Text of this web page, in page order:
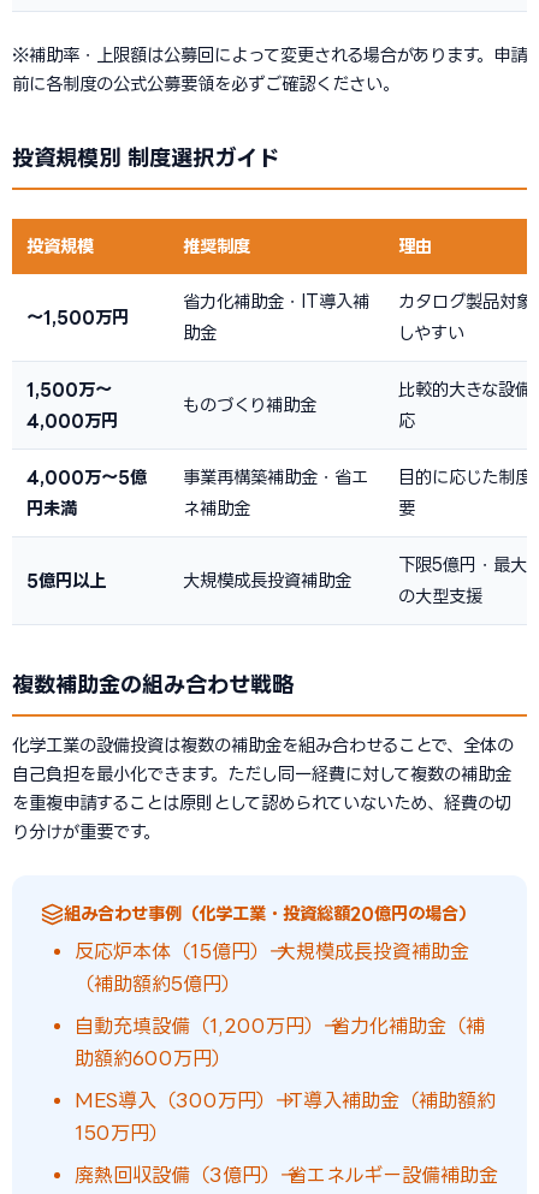
※補助率・上限額は公募回によって変更される場合があります。申請
前に各制度の公式公募要領を必ずご確認ください。
投資規模別 制度選択ガイド
投資規模 推奨制度 理由
〜1,500万円
省力化補助金・IT導入補
助金
カタログ製品対象
しやすい
1,500万〜
4,000万円
ものづくり補助金
比較的大きな設備
応
4,000万〜5億
円未満
事業再構築補助金・省エ
ネ補助金
目的に応じた制度
要
5億円以上 大規模成長投資補助金
下限5億円・最大
の大型支援
複数補助金の組み合わせ戦略
化学工業の設備投資は複数の補助金を組み合わせることで、全体の
自己負担を最小化できます。ただし同一経費に対して複数の補助金
を重複申請することは原則として認められていないため、経費の切
り分けが重要です。
組み合わせ事例（化学工業・投資総額20億円の場合）
反応炉本体（15億円）→ 大規模成長投資補助金
（補助額約5億円）
自動充填設備（1,200万円）→ 省力化補助金（補
助額約600万円）
MES導入（300万円）→ IT導入補助金（補助額約
150万円）
廃熱回収設備（3億円）→ 省エネルギー設備補助金